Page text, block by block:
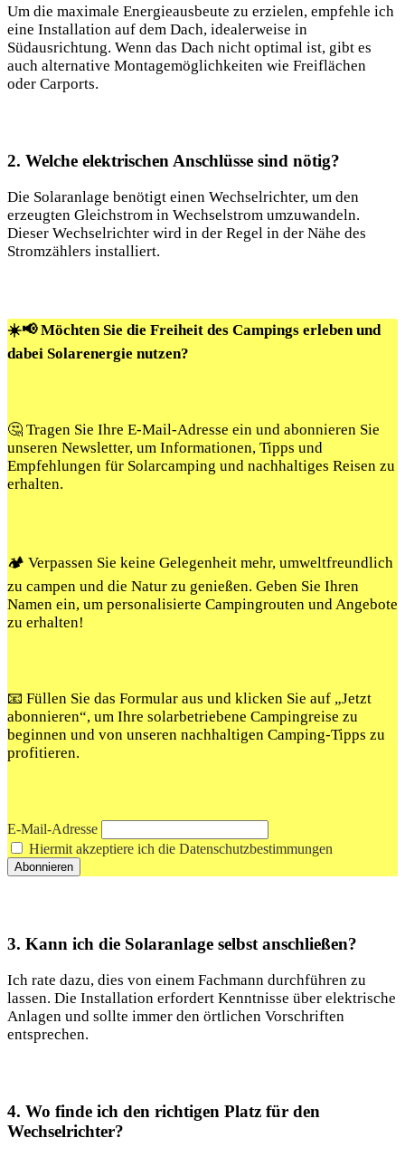
Um die​ maximale Energieausbeute ⁤zu erzielen, empfehle ich
⁣eine Installation auf ⁤dem Dach, idealerweise in
Südausrichtung.⁤ Wenn das Dach nicht optimal ist,⁢ gibt es
auch alternative Montagemöglichkeiten⁢ wie‍ Freiflächen
oder⁢ Carports.
2. Welche elektrischen‌ Anschlüsse sind nötig?
Die Solaranlage benötigt ⁢einen Wechselrichter, um den
erzeugten Gleichstrom in Wechselstrom umzuwandeln.‌
Dieser Wechselrichter wird in der Regel in der Nähe des
Stromzählers installiert.
☀️📢 Möchten Sie die Freiheit des Campings erleben und
dabei Solarenergie nutzen?
🤔 Tragen Sie Ihre E-Mail-Adresse ein und abonnieren Sie
unseren Newsletter, um Informationen, Tipps und
Empfehlungen für Solarcamping und nachhaltiges Reisen zu
erhalten.
🏕️ Verpassen Sie keine Gelegenheit mehr, umweltfreundlich
zu campen und die Natur zu genießen. Geben Sie Ihren
Namen ein, um personalisierte Campingrouten und Angebote
zu erhalten!
📧 Füllen Sie das Formular aus und klicken Sie auf „Jetzt
abonnieren“, um Ihre solarbetriebene Campingreise zu
beginnen und von unseren nachhaltigen Camping-Tipps zu
profitieren.
E-Mail-Adresse
Hiermit akzeptiere ich die Datenschutzbestimmungen
3. Kann ich die Solaranlage selbst anschließen?
Ich ⁢rate dazu, dies von einem Fachmann durchführen zu
lassen. Die⁢ Installation erfordert Kenntnisse über ‌elektrische
Anlagen und sollte immer den örtlichen Vorschriften
entsprechen.
4. Wo finde ich den richtigen‍ Platz für den‍
Wechselrichter?